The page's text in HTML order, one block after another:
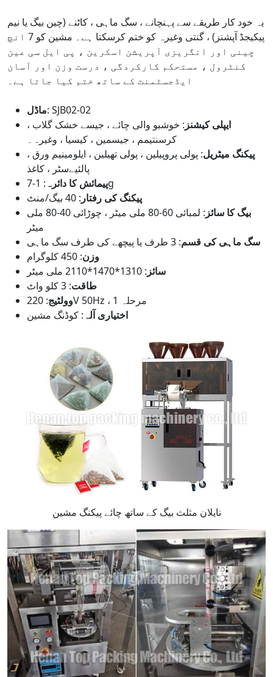
یہ خود کار طریقے سے پہنچانے ، سگ ماہی ، کاٹنے (چین بیگ یا نیم
پیکیجڈ آپشنز) ، گنتی وغیرہ کو ختم کرسکتا ہے۔ مشین کو 7 انچ
چینی اور انگریزی آپریشن اسکرین ، پی ایل سی عین
کنٹرول ، مستحکم کارکردگی ، درست وزن اور آسان
ایڈجسٹمنٹ کے ساتھ ختم کیا جاتا ہے۔
ماڈل: SJB02-02
ایپلی کیشنز : خوشبو والی چائے ، جیسے خشک گلاب ،
کرسنتیمم ، جیسمین ، کیسیا ، وغیرہ۔
پیکنگ میٹریل: پولی پروپیلین ، پولی تھیلین ، ایلومینیم ورق ،
پالئیےسٹر ، کاغذ
پیمائش کا دائرہ: 1-7g
پیکنگ کی رفتار : 40 بیگ/منٹ
بیگ کا سائز
: لمبائی 60-80 ملی میٹر ، چوڑائی 40-80 ملی
میٹر
سگ ماہی کی قسم: 3 طرف یا پیچھے کی طرف سگ ماہی
وزن: 450 کلوگرام
سائز : 1310*1470*2110 ملی میٹر
طاقت: 3 کلو واٹ
وولٹیج
: 220V 50Hz ، 1 مرحلہ
اختیاری آلہ : کوڈنگ مشین
نایلان مثلث بیگ کے ساتھ چائے پیکنگ مشین